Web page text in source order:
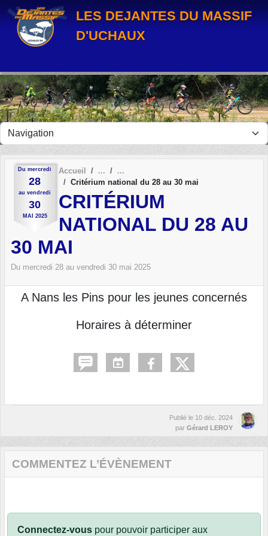
LES DEJANTES DU MASSIF
D'UCHAUX
Du mercredi
28
au vendredi
30
MAI 2025
Accueil
Critérium national du 28 au 30 mai
CRITÉRIUM
NATIONAL DU 28 AU
30 MAI
Du mercredi 28 au vendredi 30 mai 2025
A Nans les Pins pour les jeunes concernés
Horaires à déterminer
Publié le 10 déc. 2024
par Gérard LEROY
COMMENTEZ L’ÉVÈNEMENT
Connectez-vous pour pouvoir participer aux
Panneau de gestion des cookies